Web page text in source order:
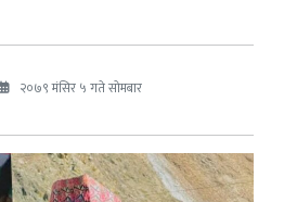
२०७९ मंसिर ५ गते सोमबार